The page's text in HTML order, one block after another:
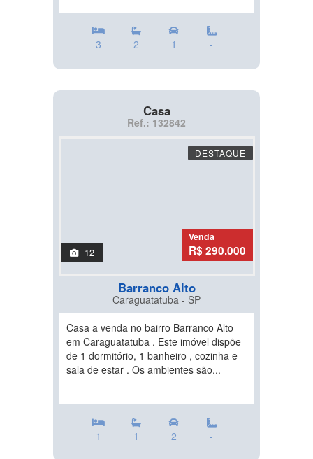
3 2 1 -
Casa
Ref.: 132842
DESTAQUE
12
Venda
R$ 290.000
Barranco Alto
Caraguatatuba - SP
Casa a venda no bairro Barranco Alto
em Caraguatatuba . Este imóvel dispõe
de 1 dormitório, 1 banheiro , cozinha e
sala de estar . Os ambientes são...
1 1 2 -